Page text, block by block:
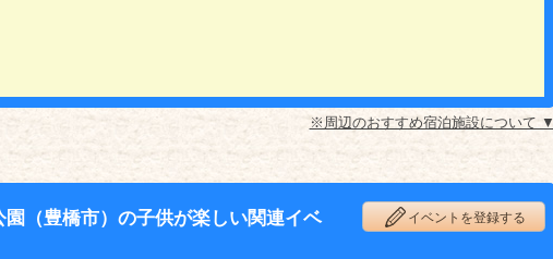
※周辺のおすすめ宿泊施設について ▼
園（豊橋市）の子供が楽しい関連イベ
イベントを登録する